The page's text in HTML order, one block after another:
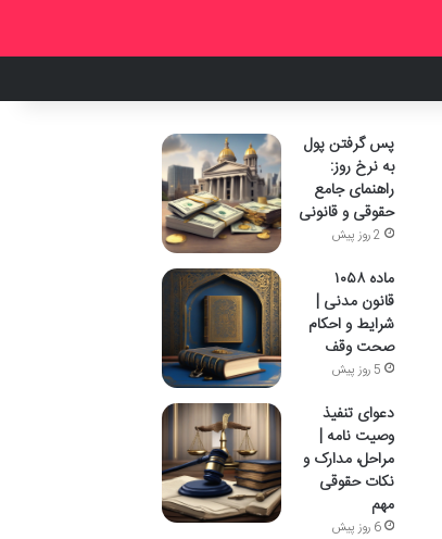
پس گرفتن پول
به نرخ روز:
راهنمای جامع
حقوقی و قانونی
2 روز پیش
ماده ۱۰۵۸
قانون مدنی |
شرایط و احکام
صحت وقف
5 روز پیش
دعوای تنفیذ
وصیت نامه |
مراحل، مدارک و
نکات حقوقی
مهم
6 روز پیش